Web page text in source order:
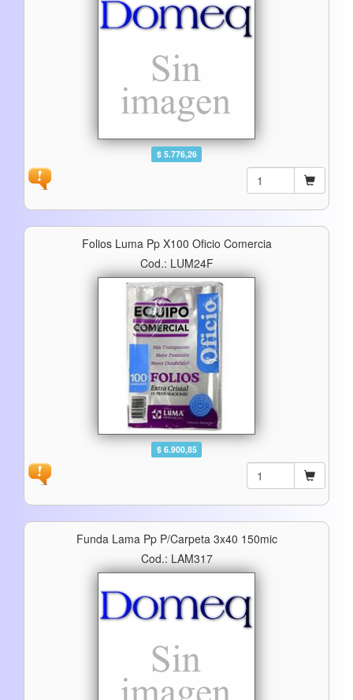
$ 5.776,26
Folios Luma Pp X100 Oficio Comercia
Cod.: LUM24F
$ 6.900,85
Funda Lama Pp P/carpeta 3x40 150mic
Cod.: LAM317